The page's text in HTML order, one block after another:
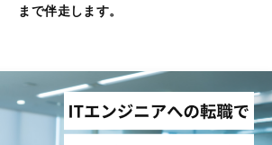
まで伴走します。